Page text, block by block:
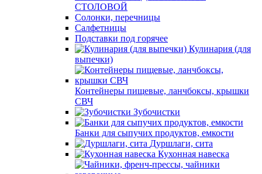
СТОЛОВОЙ
Солонки, перечницы
Салфетницы
Подставки под горячее
Кулинария (для
выпечки)
Контейнеры пищевые, ланчбоксы, крышки
СВЧ
Зубочистки
Банки для сыпучих продуктов, емкости
Дуршлаги, сита
Кухонная навеска